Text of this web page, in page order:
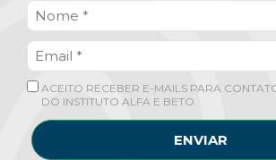
ACEITO RECEBER E-MAILS PARA
DO INSTITUTO ALFA E BETO.
ENVIAR